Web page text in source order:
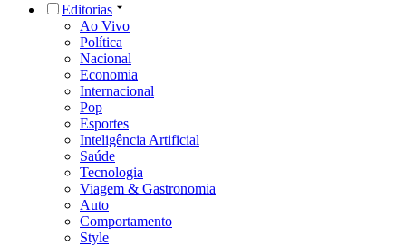
Editorias
Ao Vivo
Política
Nacional
Economia
Internacional
Pop
Esportes
Inteligência Artificial
Saúde
Tecnologia
Viagem & Gastronomia
Auto
Comportamento
Style